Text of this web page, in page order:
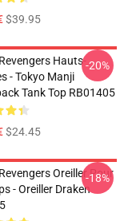
$39.95
Hauts-
- Tokyo Manji
Tank Top RB01405
$24.45
-20%
Oreiller Pour
- Oreiller Draken
-18%